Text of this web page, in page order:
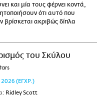
και μία τους φέρνει κοντά,
ότι αυτό που
βρίσκεται ακριβώς δίπλα
του Σκύλου
2026 (ΕΓΧΡ.)
Ridley Scott